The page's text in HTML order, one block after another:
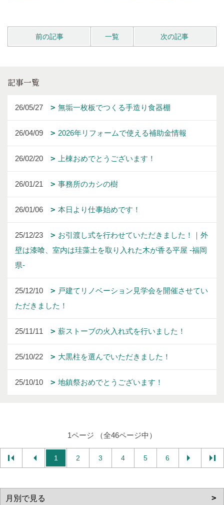
前の記事 一覧 次の記事
記事一覧
26/05/27 無垢一枚板でつくる手造り食器棚
26/04/09 2026年リフォームで使える補助金情報
26/02/20 上棟おめでとうございます！
26/01/21 事務所のカシの樹
26/01/06 本日より仕事始めです！
25/12/23
お引渡し式を行わせていただきました！｜外
壁は漆喰、室内は珪藻土を取り入れた木が香る平屋 -福岡
県-
25/12/10
戸建てリノベーション見学会を開催させてい
ただきました！
25/11/11 薪ストーブの火入れ式を行いました！
25/10/22 大黒柱を選んでいただきました！
25/10/10 地鎮祭おめでとうございます！
1ページ （全46ページ中）
1 2 3 4 5 6